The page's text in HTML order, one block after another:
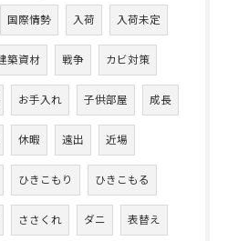
国際情勢 入荷 入荷未定
築資材 戦争 カビ対策
お手入れ 子供部屋 成長
休暇 遠出 近場
ひきこもり ひきこもる
ささくれ ダニ 表替え